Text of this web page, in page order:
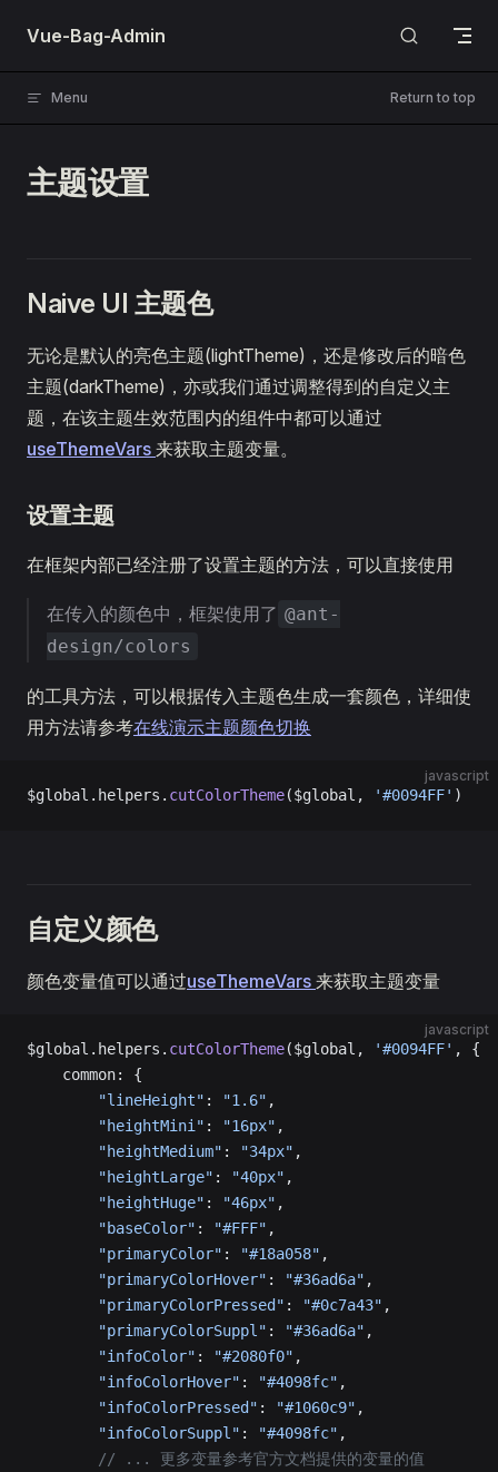
Skip to content
Vue-Bag-Admin
Menu Return to top
主题设置
Naive UI 主题色
无论是默认的亮色主题(lightTheme)，还是修改后的暗色
主题(darkTheme)，亦或我们通过调整得到的自定义主
题，在该主题生效范围内的组件中都可以通过
useThemeVars 来获取主题变量。
设置主题
在框架内部已经注册了设置主题的方法，可以直接使用
在传入的颜色中，框架使用了 @ant-
design/colors
的工具方法，可以根据传入主题色生成一套颜色，详细使
用方法请参考在线演示主题颜色切换
javascript
$global.helpers. cutColorTheme($global, '#0094FF' )
自定义颜色
颜色变量值可以通过useThemeVars 来获取主题变量
javascript
$global.helpers. cutColorTheme($global, '#0094FF' , {
    common: {
        "lineHeight"
: "1.6" ,
        "heightMini"
: "16px" ,
        "heightMedium"
: "34px" ,
        "heightLarge"
: "40px" ,
        "heightHuge"
: "46px" ,
        "baseColor"
: "#FFF" ,
        "primaryColor"
: "#18a058" ,
        "primaryColorHover"
: "#36ad6a" ,
        "primaryColorPressed"
: "#0c7a43" ,
        "primaryColorSuppl"
: "#36ad6a" ,
        "infoColor"
: "#2080f0" ,
        "infoColorHover"
: "#4098fc" ,
        "infoColorPressed"
: "#1060c9" ,
        "infoColorSuppl"
: "#4098fc" ,
        // ... 更多变量参考官方文档提供的变量的值